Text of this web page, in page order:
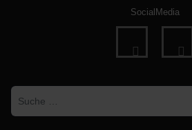
SocialMedia
fa-
fa-
Suchen